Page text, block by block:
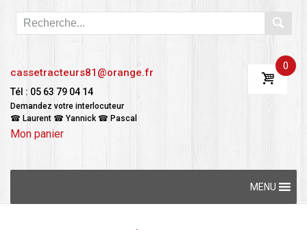
cassetracteurs81@orange.fr
Tél : 05 63 79 04 14
Demandez votre interlocuteur
☎ Laurent ☎ Yannick ☎ Pascal
Mon panier
0
MENU